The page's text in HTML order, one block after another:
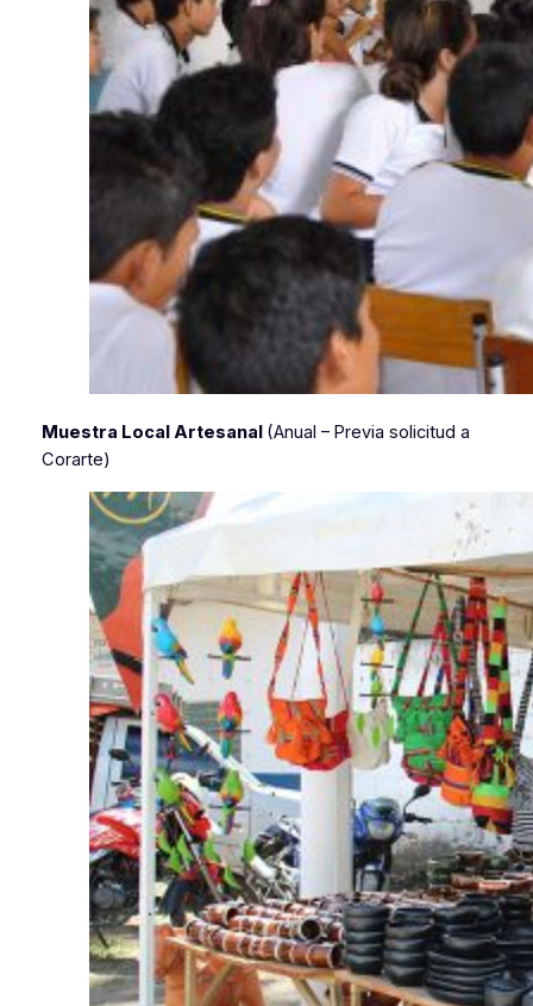
Muestra Local Artesanal (Anual – Previa solicitud a
Corarte)